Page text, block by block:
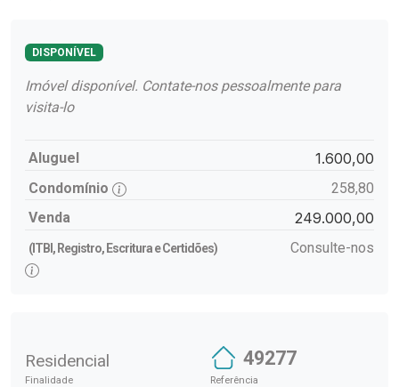
DISPONÍVEL
Imóvel disponível. Contate-nos pessoalmente para
visita-lo
Aluguel 1.600,00
Condomínio
258,80
Venda
249.000,00
(ITBI, Registro, Escritura e Certidões) Consulte-nos
Residencial
Finalidade
49277
Referência